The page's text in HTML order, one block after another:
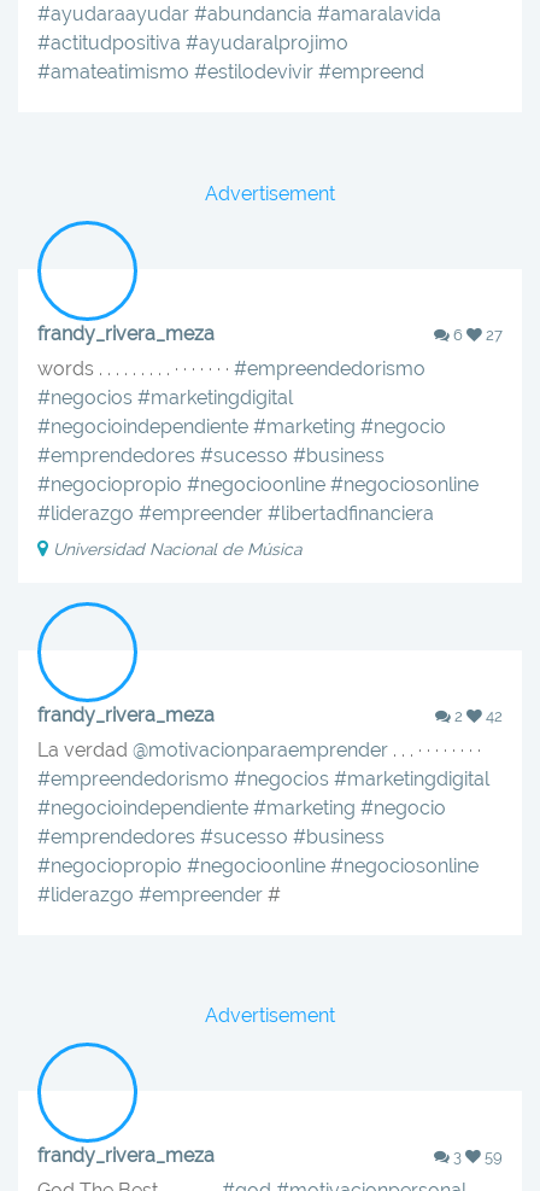
#ayudaraayudar #abundancia #amaralavida
#actitudpositiva #ayudaralprojimo
#amateatimismo #estilodevivir #empreend
Advertisement
frandy_rivera_meza 6 27
words . . . . . . . . . · · · · · · · #empreendedorismo
#negocios #marketingdigital
#negocioindependiente #marketing #negocio
#emprendedores #sucesso #business
#negociopropio #negocioonline #negociosonline
#liderazgo #empreender #libertadfinanciera
Universidad Nacional de Música
frandy_rivera_meza 2 42
La verdad @motivacionparaemprender . . . · · · · · · · ·
#empreendedorismo #negocios #marketingdigital
#negocioindependiente #marketing #negocio
#emprendedores #sucesso #business
#negociopropio #negocioonline #negociosonline
#liderazgo #empreender #
Advertisement
frandy_rivera_meza 3 59